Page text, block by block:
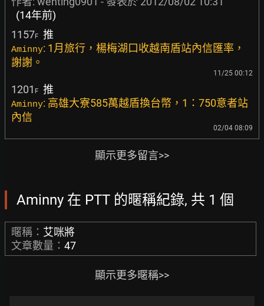
(14年前)
1157F 推
Aminny: 1月旅行，楊梅湖口收越南盾站內信匯率，
謝謝。
11/25 00:12
1201 F 推
Aminny: 高雄大寮585萬越盾換台幣，1：750意者站
內信
02/04 08:09
顯示更多留言>>
Aminny 在 PTT 的暱稱紀錄, 共 1 個
暱稱： 艾咪將
文章數量： 47
顯示更多暱稱>>